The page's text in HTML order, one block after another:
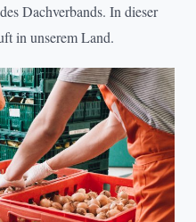
Dachverbands. In dieser
in unserem Land.